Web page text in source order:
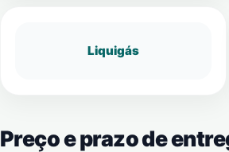
Liquigás
Preço e prazo de